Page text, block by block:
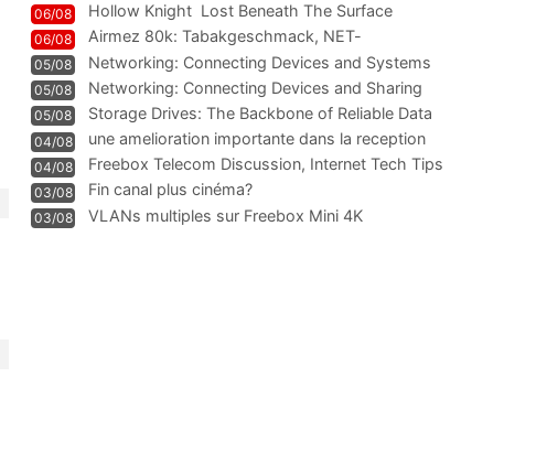
06/08 Hollow Knight  Lost Beneath The Surface
06/08
Airmez 80k: Tabakgeschmack, NET-
Technologie und Leistung im
05/08 Networking: Connecting Devices and Systems
05/08
Networking: Connecting Devices and Sharing
Information
05/08
Storage Drives: The Backbone of Reliable Data
Management
04/08
une amelioration importante dans la reception
WIFI
04/08
Freebox Telecom Discussion, Internet Tech Tips
Communi
03/08 Fin canal plus cinéma?
03/08 VLANs multiples sur Freebox Mini 4K